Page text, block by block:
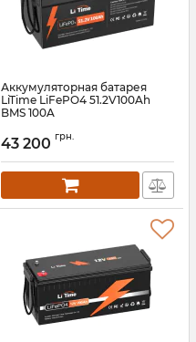
Аккумуляторная батарея
LiTime LiFePO4 51.2V100Ah
BMS 100A
43 200 грн.